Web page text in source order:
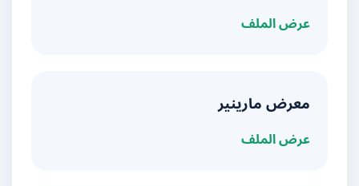
عرض الملف
معرض مارينير
عرض الملف